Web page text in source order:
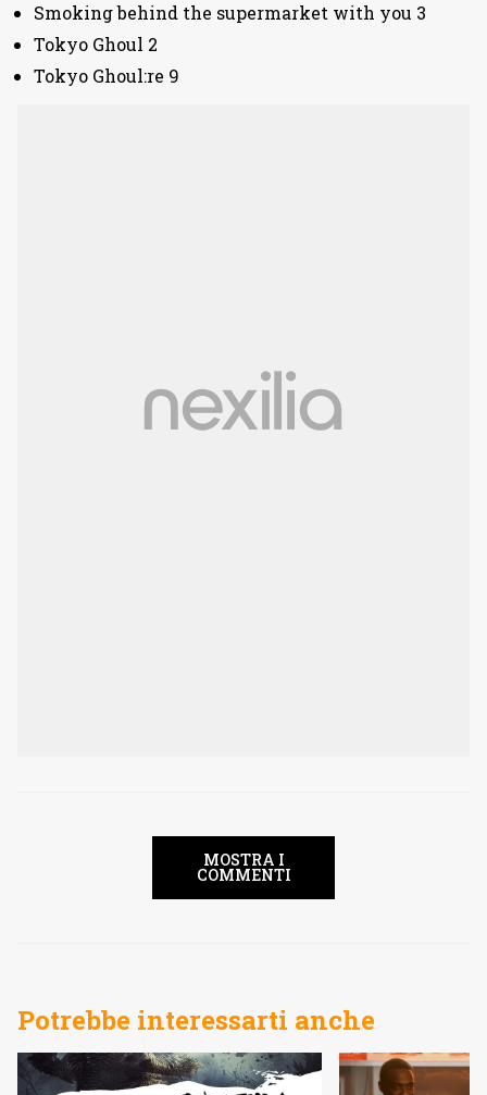
Smoking behind the supermarket with you 3
Tokyo Ghoul 2
Tokyo Ghoul:re 9
MOSTRA I
COMMENTI
Potrebbe interessarti anche